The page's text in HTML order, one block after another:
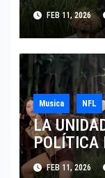
BUNNY
FEB 11, 2026
Musica NFL
LA
POLÍTICA
BAD
FEB 11, 2026